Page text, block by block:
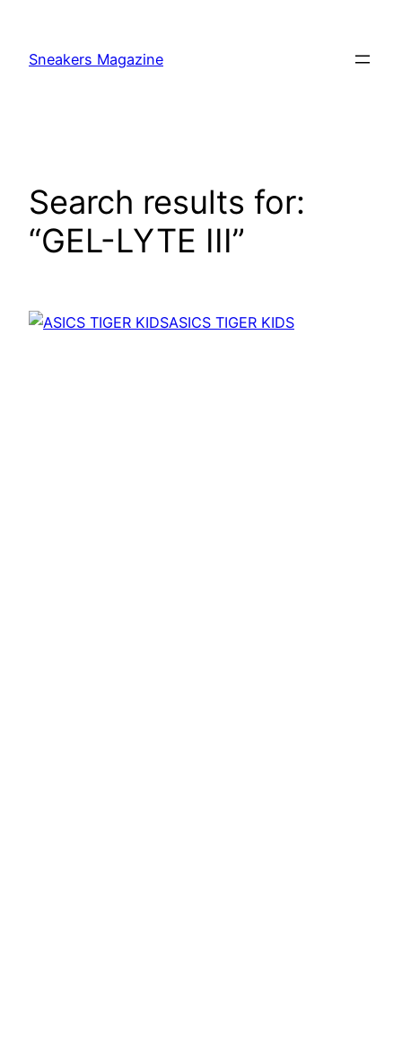
content
Sneakers Magazine
Search results for:
“GEL-LYTE III”